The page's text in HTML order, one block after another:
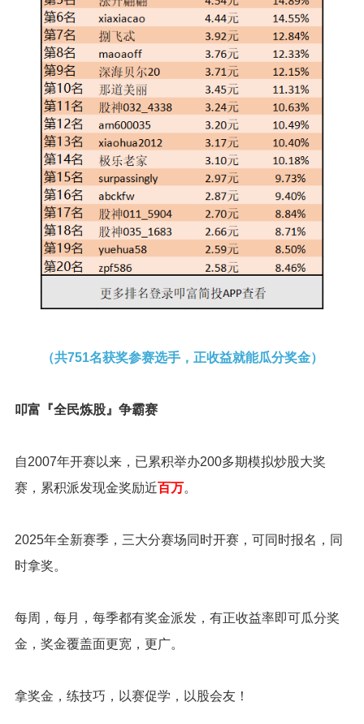
（共751名获奖参赛选手，正收益就能瓜分奖金）
叩富『全民炼股』争霸赛
自2007年开赛以来，已累积举办200多期模拟炒股大奖
赛，累积派发现金奖励近百万。
2025年全新赛季，三大分赛场同时开赛，可同时报名，同
时拿奖。
每周，每月，每季都有奖金派发，有正收益率即可瓜分奖
金，奖金覆盖面更宽，更广。
拿奖金，练技巧，以赛促学，以股会友！